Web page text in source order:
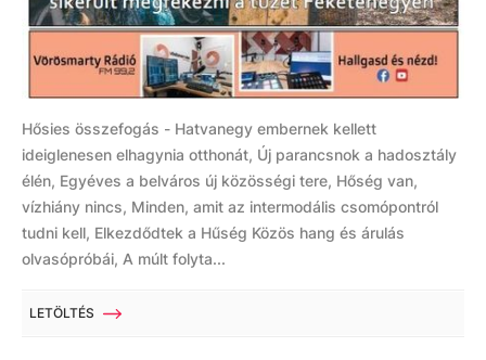
Hősies összefogás - Hatvanegy embernek kellett
ideiglenesen elhagynia otthonát, Új parancsnok a hadosztály
élén, Egyéves a belváros új közösségi tere, Hőség van,
vízhiány nincs, Minden, amit az intermodális csomópontról
tudni kell, Elkezdődtek a Hűség Közös hang és árulás
olvasópróbái, A múlt folyta...
LETÖLTÉS